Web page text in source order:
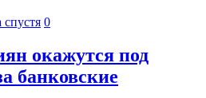
спустя 0
окажутся под
банковские